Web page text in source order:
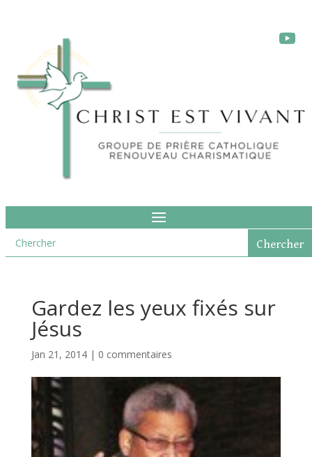
Gardez les yeux fixés sur
Jésus
Jan 21, 2014| 0 commentaires